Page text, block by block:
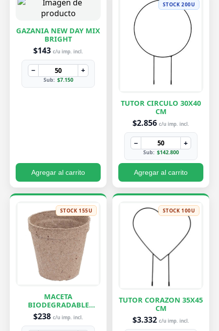
GAZANIA NEW DAY MIX
BRIGHT
$143 c/u imp. incl.
− +
Sub: $7.150
Agregar al carrito
STOCK 200U
TUTOR CIRCULO 30X40
CM
$2.856 c/u imp. incl.
− +
Sub: $142.800
Agregar al carrito
STOCK 155U
MACETA
BIODEGRADABLE
PEQUEÑA 7X8 CM
$238 c/u imp. incl.
STOCK 100U
TUTOR CORAZON 35X45
CM
$3.332 c/u imp. incl.